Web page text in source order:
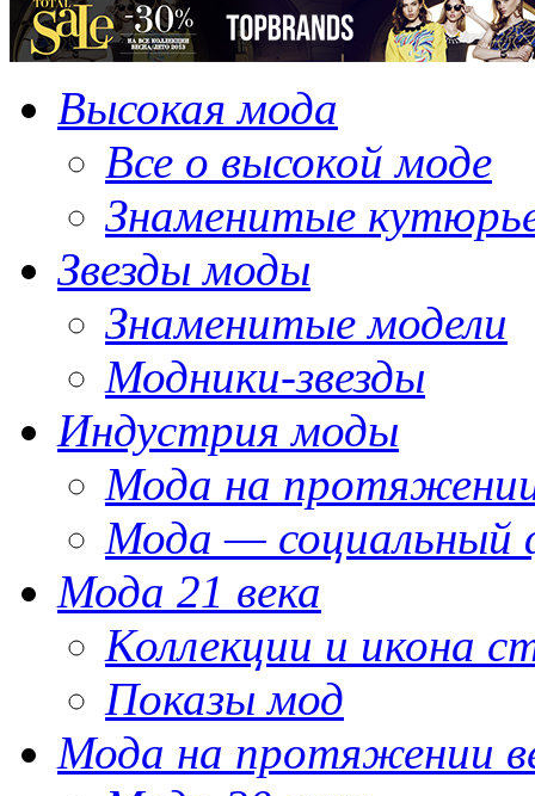
Высокая мода
Все о высокой моде
Знаменитые
Звезды моды
Знаменитые модели
Модники-звезды
Индустрия моды
Мода на
Мода — социальный
Мода 21 века
Коллекции и икона
Показы мод
Мода на протяжении